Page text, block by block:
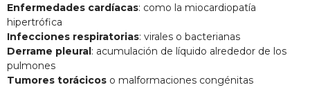
Enfermedades cardíacas: como la miocardiopatía
hipertrófica
Infecciones respiratorias: virales o bacterianas
Derrame pleural: acumulación de líquido alrededor de los
pulmones
Tumores torácicos o malformaciones congénitas